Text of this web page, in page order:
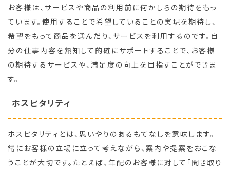
お客様は、サービスや商品の利用前に何かしらの期待をもっ
ています。使用することで希望していることの実現を期待し、
希望をもって商品を選んだり、サービスを利用するのです。自
分の仕事内容を熟知して的確にサポートすることで、お客様
の期待するサービスや、満足度の向上を目指すことができま
す。
ホスピタリティ
ホスピタリティとは、思いやりのあるもてなしを意味します。
常にお客様の立場に立って考えながら、案内や提案をおこな
うことが大切です。たとえば、年配のお客様に対して「聞き取り